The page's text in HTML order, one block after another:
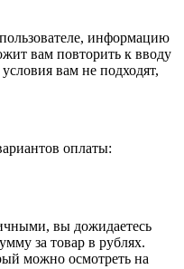
информацию
вам повторить к вводу
вам не подходят,
оплаты:
вы дожидаетесь
за товар в рублях.
можно осмотреть на